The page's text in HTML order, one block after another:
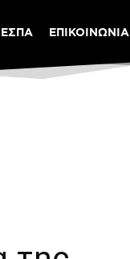
ΕΣΠΑ ΕΠΙΚΟΙΝΩΝΙΑ